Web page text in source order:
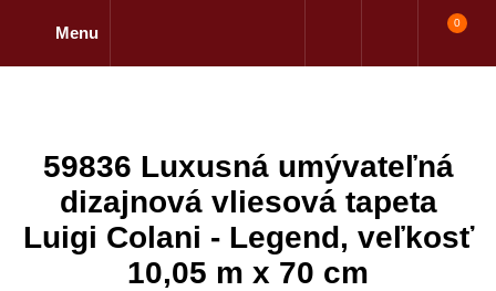
Menu
0
59836 Luxusná umývateľná
dizajnová vliesová tapeta
Luigi Colani - Legend, veľkosť
10,05 m x 70 cm